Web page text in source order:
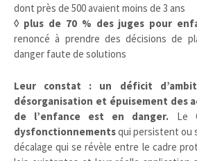
dont près de 500 avaient moins de 3 ans
◊ plus de 70 % des juges pour
renoncé à prendre des décisions de
danger faute de solutions
Leur constat : un déficit
désorganisation et épuisement des
de l’enfance est en danger. Le
dysfonctionnementsqui persistent ou
décalage qui se révèle entre le cadre